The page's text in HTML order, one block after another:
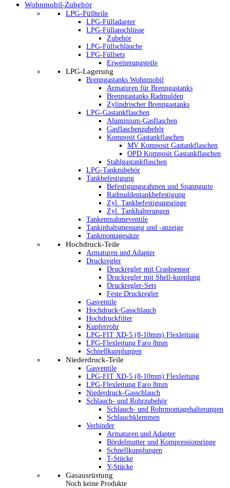
Wohnmobil-Zubehör
LPG-Füllteile
LPG-Fülladapter
LPG-Füllanschlüsse
Zubehör
LPG-Füllschläuche
LPG-Füllsets
Erweiterungsteile
LPG-Lagerung
Brenngastanks Wohnmobil
Armaturen für Brenngastanks
Brenngastanks Radmulden
Zylindrischer Brenngastanks
LPG-Gastankflaschen
Aluminium-Gasflaschen
Gasflaschenzubehör
Komposit Gastankflaschen
MV Komposit Gastankflaschen
OPD Komposit Gastankflaschen
Stahlgastankflaschen
LPG-Tankzubehör
Tankbefestigung
Befestigungsrahmen und Spanngurte
Radmuldentankbefestigung
Zyl. Tankbefestigungsringe
Zyl. Tankhalterungen
Tankentnahmeventile
Tankinhaltsmessung und -anzeige
Tankmontagesätze
Hochdruck-Teile
Armaturen und Adapter
Druckregler
Druckregler mit Crashsensor
Druckregler mit Shell-kupplung
Druckregler-Sets
Feste Druckregler
Gasventile
Hochdruck-Gasschlauch
Hochdruckfilter
Kupferrohr
LPG-FIT XD-5 (8-10mm) Flexleitung
LPG-Flexleitung Faro 8mm
Schnellkupplungen
Niederdruck-Teile
Gasventile
LPG-FIT XD-5 (8-10mm) Flexleitung
LPG-Flexleitung Faro 8mm
Niederdruck-Gasschlauch
Schlauch- und Rohrzubehör
Schlauch- und Rohrmontagehalterungen
Schlauchklemmen
Verbinder
Armaturen und Adapter
Bördelmutter und Kompressionsringe
Schnellkupplungen
T-Stücke
Y-Stücke
Gasausrüstung
Noch keine Produkte